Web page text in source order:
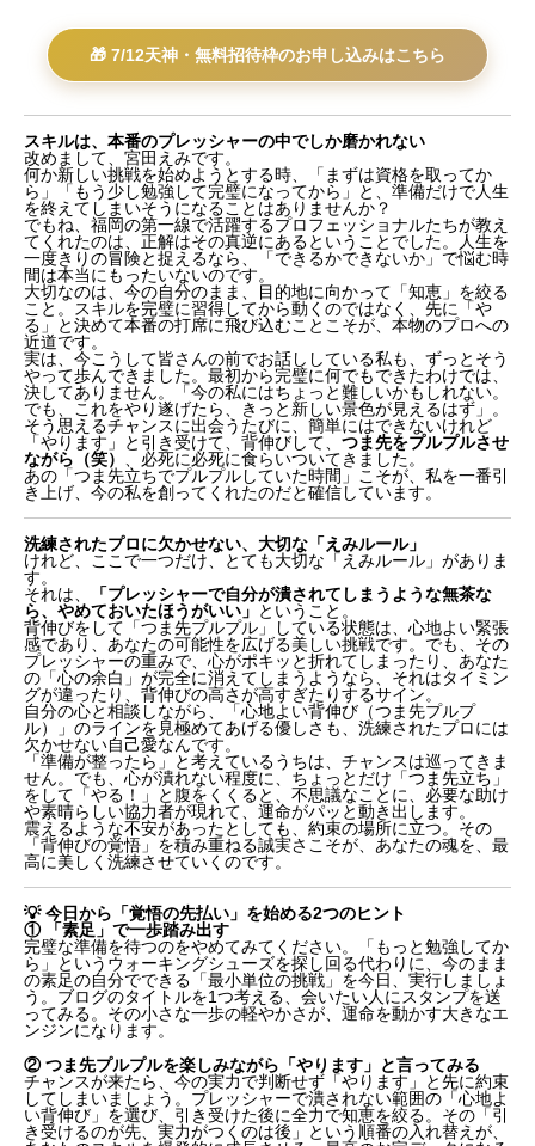
🎁 7/12天神・無料招待枠のお申し込みはこちら
スキルは、本番のプレッシャーの中でしか磨かれない
改めまして、宮田えみです。
何か新しい挑戦を始めようとする時、「まずは資格を取ってか
ら」「もう少し勉強して完璧になってから」と、準備だけで人生
を終えてしまいそうになることはありませんか？
でもね、福岡の第一線で活躍するプロフェッショナルたちが教え
てくれたのは、正解はその真逆にあるということでした。人生を
一度きりの冒険と捉えるなら、「できるかできないか」で悩む時
間は本当にもったいないのです。
大切なのは、今の自分のまま、目的地に向かって「知恵」を絞る
こと。スキルを完璧に習得してから動くのではなく、先に「や
る」と決めて本番の打席に飛び込むことこそが、本物のプロへの
近道です。
実は、今こうして皆さんの前でお話ししている私も、ずっとそう
やって歩んできました。最初から完璧に何でもできたわけでは、
決してありません。「今の私にはちょっと難しいかもしれない。
でも、これをやり遂げたら、きっと新しい景色が見えるはず」。
そう思えるチャンスに出会うたびに、簡単にはできないけれど
「やります」と引き受けて、背伸びして、 つま先をプルプルさせ
ながら（笑）
、必死に必死に食らいついてきました。
あの「つま先立ちでプルプルしていた時間」こそが、私を一番引
き上げ、今の私を創ってくれたのだと確信しています。
洗練されたプロに欠かせない、大切な「えみルール」
けれど、ここで一つだけ、とても大切な「えみルール」がありま
す。
それは、
「プレッシャーで自分が潰されてしまうような無茶な
ら、やめておいたほうがいい」 ということ。
背伸びをして「つま先プルプル」している状態は、心地よい緊張
感であり、あなたの可能性を広げる美しい挑戦です。でも、その
プレッシャーの重みで、心がポキッと折れてしまったり、あなた
の「心の余白」が完全に消えてしまうようなら、それはタイミン
グが違ったり、背伸びの高さが高すぎたりするサイン。
自分の心と相談しながら、「心地よい背伸び（つま先プルプ
ル）」のラインを見極めてあげる優しさも、洗練されたプロには
欠かせない自己愛なんです。
「準備が整ったら」と考えているうちは、チャンスは巡ってきま
せん。でも、心が潰れない程度に、ちょっとだけ「つま先立ち」
をして「やる！」と腹をくくると、不思議なことに、必要な助け
や素晴らしい協力者が現れて、運命がパッと動き出します。
震えるような不安があったとしても、約束の場所に立つ。その
「背伸びの覚悟」を積み重ねる誠実さこそが、あなたの魂を、最
高に美しく洗練させていくのです。
💡 今日から「覚悟の先払い」を始める2つのヒント
① 「素足」で一歩踏み出す
完璧な準備を待つのをやめてみてください。「もっと勉強してか
ら」というウォーキングシューズを探し回る代わりに、今のまま
の素足の自分でできる「最小単位の挑戦」を今日、実行しましょ
う。ブログのタイトルを1つ考える、会いたい人にスタンプを送
ってみる。その小さな一歩の軽やかさが、運命を動かす大きなエ
ンジンになります。
② つま先プルプルを楽しみながら「やります」と言ってみる
チャンスが来たら、今の実力で判断せず「やります」と先に約束
してしまいましょう。プレッシャーで潰されない範囲の「心地よ
い背伸び」を選び、引き受けた後に全力で知恵を絞る。その「引
き受けるのが先、実力がつくのは後」という順番の入れ替えが、